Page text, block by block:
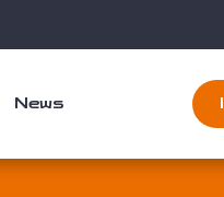
News